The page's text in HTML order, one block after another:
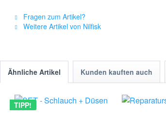
Fragen zum Artikel?
Weitere Artikel von Nilfisk
Ähnliche Artikel Kunden kauften auch
TIPP!